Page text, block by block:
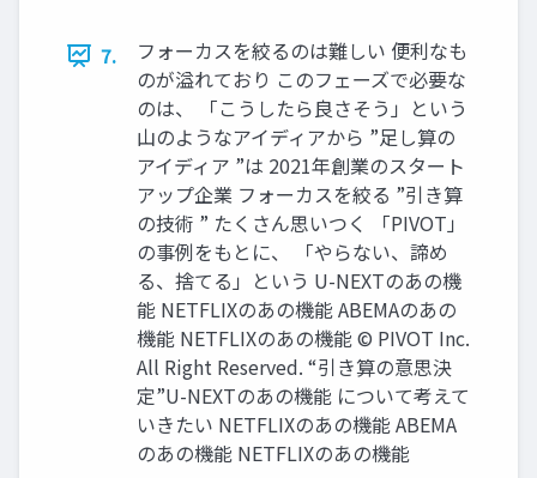
7.
フォーカスを絞るのは難しい 便利なも
のが溢れており このフェーズで必要な
のは、 「こうしたら良さそう」という
山のようなアイディアから ”足し算の
アイディア ”は 2021年創業のスタート
アップ企業 フォーカスを絞る ”引き算
の技術 ” たくさん思いつく 「PIVOT」
の事例をもとに、 「やらない、諦め
る、捨てる」という U-NEXTのあの機
能 NETFLIXのあの機能 ABEMAのあの
機能 NETFLIXのあの機能 © PIVOT Inc.
All Right Reserved. “引き算の意思決
定”U-NEXTのあの機能 について考えて
いきたい NETFLIXのあの機能 ABEMA
のあの機能 NETFLIXのあの機能